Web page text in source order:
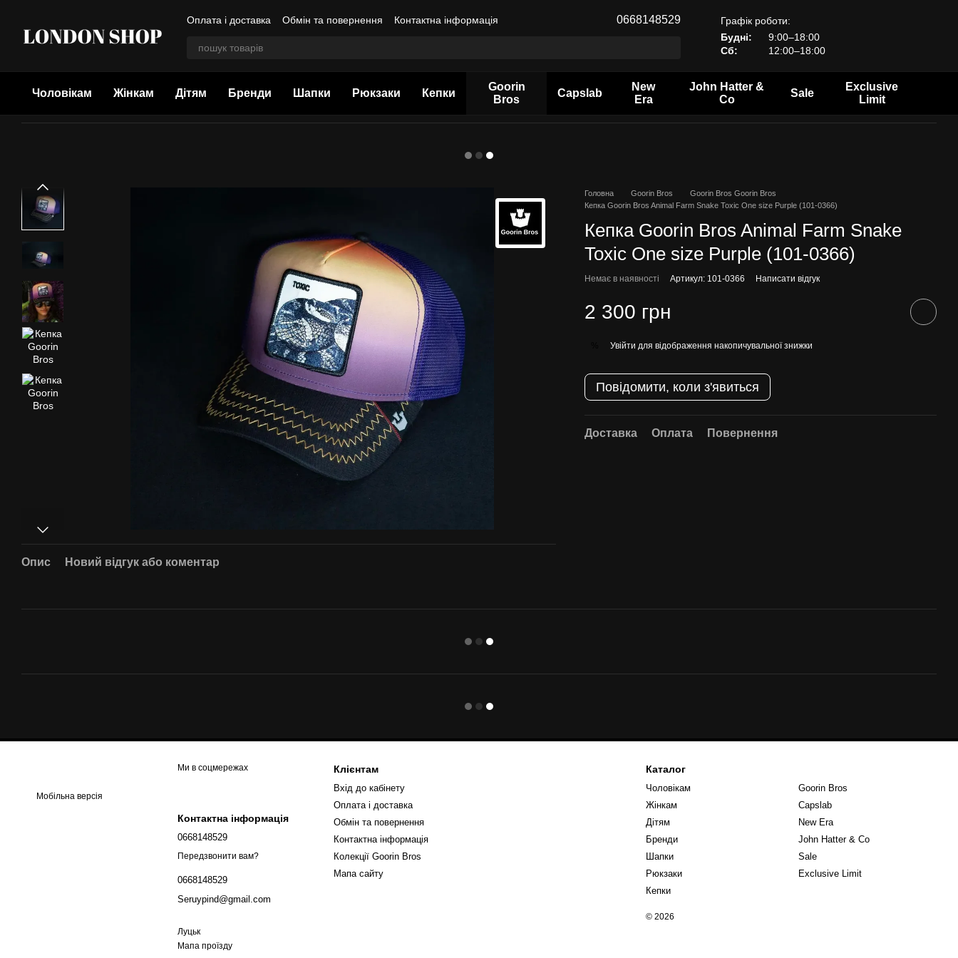
Оплата і доставка Обмін та повернення
Контактна інформація
0668148529
Графік роботи:
Будні:
9:00–18:00
Сб:
12:00–18:00
Чоловікам Жінкам Дітям Бренди Шапки Рюкзаки Кепки
Goorin
Bros
Capslab
New
Era
John Hatter &
Co
Sale
Exclusive
Limit
Опис Новий відгук або коментар
Головна Goorin Bros
Goorin Bros Goorin Bros
Кепка Goorin Bros Animal Farm Snake Toxic One size Purple (101-0366)
Кепка Goorin Bros Animal Farm Snake
Toxic One size Purple (101-0366)
Немає в наявності Артикул: 101-0366 Написати відгук
2 300 грн
Увійти для відображення накопичувальної знижки
Повідомити, коли з'явиться
Доставка Оплата Повернення
Мобільна версія
Ми в соцмережах
Контактна інформація
0668148529
Передзвонити вам?
0668148529
Seruypind@gmail.com
Луцьк
Мапа проїзду
Клієнтам
Вхід до кабінету
Оплата і доставка
Обмін та повернення
Контактна інформація
Колекції Goorin Bros
Мапа сайту
Каталог
Чоловікам
Жінкам
Дітям
Бренди
Шапки
Рюкзаки
Кепки
Goorin Bros
Capslab
New Era
John Hatter & Co
Sale
Exclusive Limit
© 2026